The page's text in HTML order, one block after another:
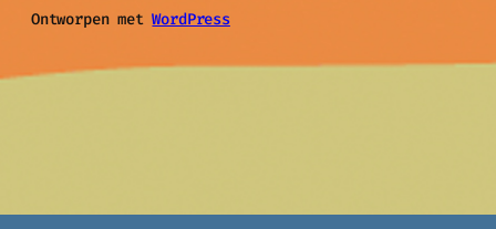
Ontworpen metWordPress